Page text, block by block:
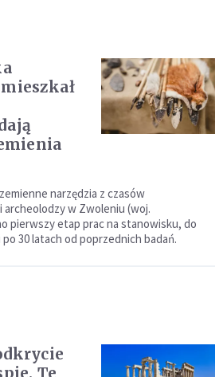
narzędzia z czasów
w Zwoleniu (woj.
pierwszy etap prac na stanowisku, do
30 latach od poprzednich badań.
Te